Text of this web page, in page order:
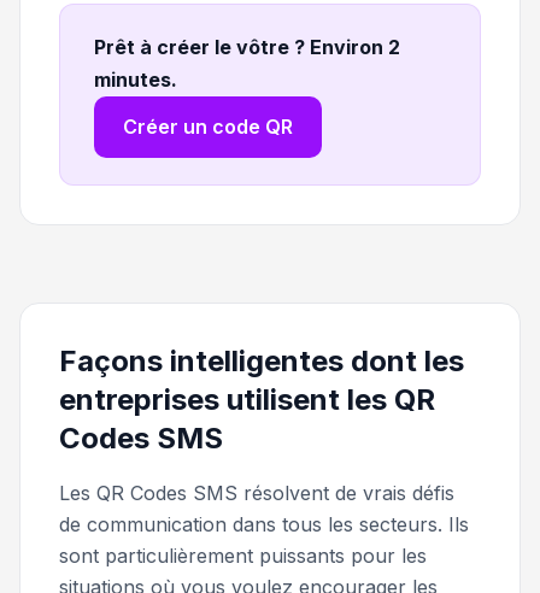
Prêt à créer le vôtre ? Environ 2
minutes.
Créer un code QR
Façons intelligentes dont les
entreprises utilisent les QR
Codes SMS
Les QR Codes SMS résolvent de vrais défis
de communication dans tous les secteurs. Ils
sont particulièrement puissants pour les
situations où vous voulez encourager les